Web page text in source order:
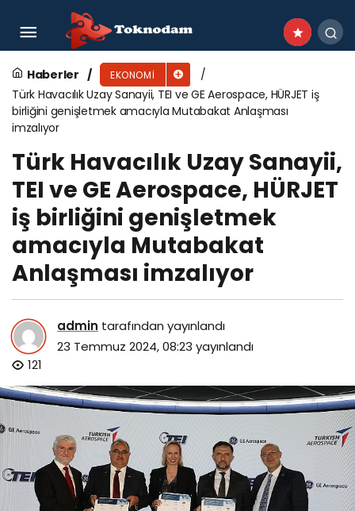
Haberler EKONOMI
Türk Havacılık Uzay Sanayii, TEI ve GE Aerospace, HÜRJET iş
birliğini genişletmek amacıyla Mutabakat Anlaşması
imzalıyor
Türk Havacılık Uzay Sanayii,
TEI ve GE Aerospace, HÜRJET
iş birliğini genişletmek
amacıyla Mutabakat
Anlaşması imzalıyor
admin tarafından yayınlandı
23 Temmuz 2024, 08:23 yayınlandı
121
TAV Havalimanları ilk altı ayda 46 milyon
yolcuya hizmet verdi